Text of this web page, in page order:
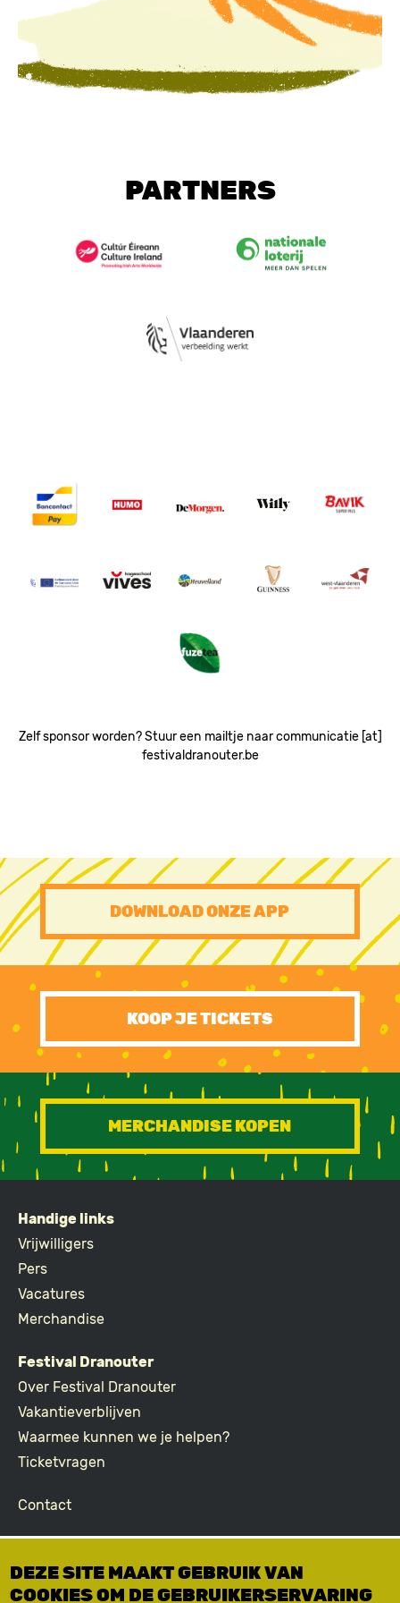
PARTNERS
Image Image
Image
Image
Image Image Image Image
Image Image Image Image Image
Image
Zelf sponsor worden? Stuur een mailtje naar communicatie [at]
festivaldranouter.be
PRE
FOOTER
CTA
DOWNLOAD ONZE APP
KOOP JE TICKETS
MERCHANDISE KOPEN
FOOTER
Handige links
Vrijwilligers
Pers
Vacatures
Merchandise
Festival Dranouter
Over Festival Dranouter
Vakantieverblijven
Waarmee kunnen we je helpen?
Ticketvragen
Contact
Podcast
Facebook
DEZE SITE MAAKT GEBRUIK VAN
COOKIES OM DE GEBRUIKERSERVARING